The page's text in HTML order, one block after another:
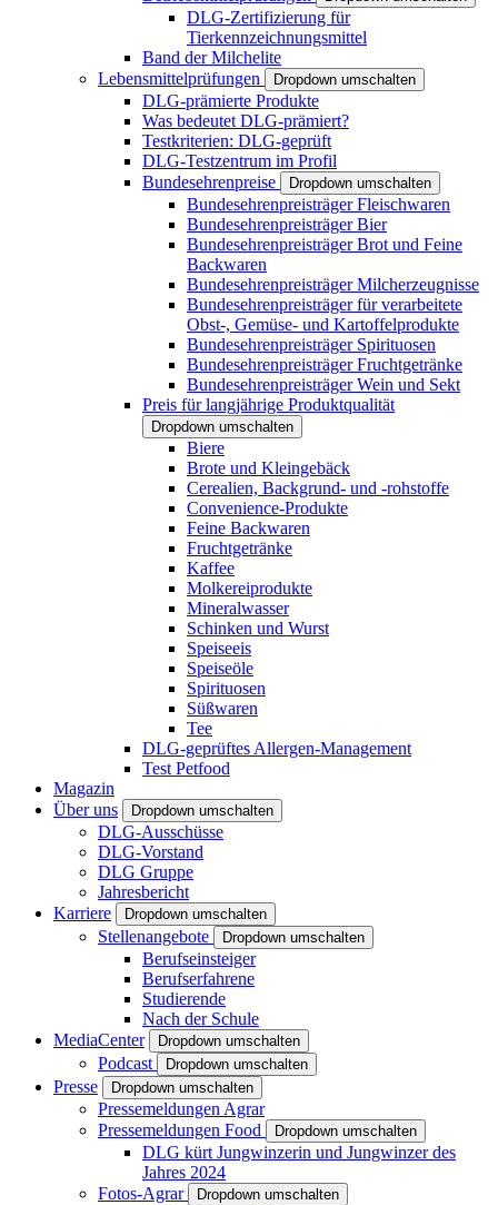
DLG-Zertifizierung für
Tierkennzeichnungsmittel
Band der Milchelite
Lebensmittelprüfungen
Dropdown umschalten
DLG-prämierte Produkte
Was bedeutet DLG-prämiert?
Testkriterien: DLG-geprüft
DLG-Testzentrum im Profil
Bundesehrenpreise
Dropdown umschalten
Bundesehrenpreisträger Fleischwaren
Bundesehrenpreisträger Bier
Bundesehrenpreisträger Brot und Feine
Backwaren
Bundesehrenpreisträger Milcherzeugnisse
Bundesehrenpreisträger für verarbeitete
Obst-, Gemüse- und Kartoffelprodukte
Bundesehrenpreisträger Spirituosen
Bundesehrenpreisträger Fruchtgetränke
Bundesehrenpreisträger Wein und Sekt
Preis für langjährige Produktqualität
Dropdown umschalten
Biere
Brote und Kleingebäck
Cerealien, Backgrund- und -rohstoffe
Convenience-Produkte
Feine Backwaren
Fruchtgetränke
Kaffee
Molkereiprodukte
Mineralwasser
Schinken und Wurst
Speiseeis
Speiseöle
Spirituosen
Süßwaren
Tee
DLG-geprüftes Allergen-Management
Test Petfood
Magazin
Über uns
Dropdown umschalten
DLG-Ausschüsse
DLG-Vorstand
DLG Gruppe
Jahresbericht
Karriere
Dropdown umschalten
Stellenangebote Dropdown umschalten
Berufseinsteiger
Berufserfahrene
Studierende
Nach der Schule
MediaCenter
Dropdown umschalten
Podcast Dropdown umschalten
Presse Dropdown umschalten
Pressemeldungen Agrar
Pressemeldungen Food
Dropdown umschalten
DLG kürt Jungwinzerin und Jungwinzer des
Jahres 2024
Fotos-Agrar
Dropdown umschalten